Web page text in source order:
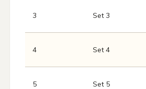
3 Set 3
4 Set 4
5 Set 5